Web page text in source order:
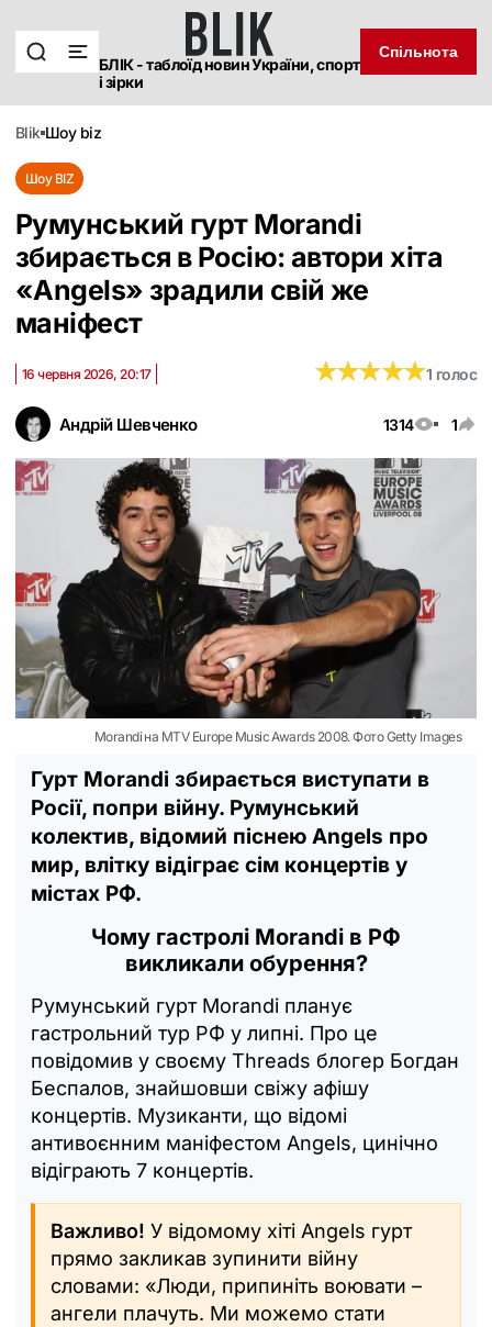
БЛІК - таблоїд новин України, спорт
і зірки
Спільнота
blik шоу biz
Шоу BIZ
Румунський гурт Morandi
збирається в Росію: автори хіта
«Angels» зрадили свій же
маніфест
Андрій Шевченко 1314 1
16 червня 2026, 20:17 ★★★★★
★★★★★1 голос
Morandi на MTV Europe Music Awards 2008. Фото Getty Images
Гурт Morandi збирається виступати в
Росії, попри війну. Румунський
колектив, відомий піснею Angels про
мир, влітку відіграє сім концертів у
містах РФ.
Чому гастролі Morandi в РФ
викликали обурення?
Румунський гурт Morandi планує
гастрольний тур РФ у липні. Про це
повідомив у своєму Threads блогер Богдан
Беспалов, знайшовши свіжу афішу
концертів. Музиканти, що відомі
антивоєнним маніфестом Angels, цинічно
відіграють 7 концертів.
Важливо! У відомому хіті Angels гурт
прямо закликав зупинити війну
словами: «Люди, припиніть воювати –
ангели плачуть. Ми можемо стати